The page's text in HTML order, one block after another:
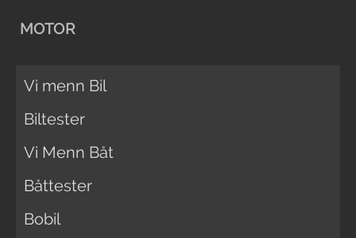
MOTOR
Vi menn Bil
Biltester
Vi Menn Båt
Båttester
Bobil